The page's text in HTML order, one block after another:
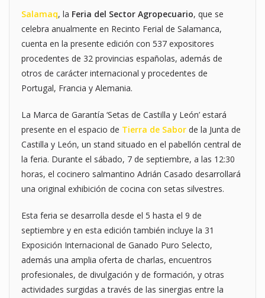
Salamaq, la Feria del Sector Agropecuario, que se
celebra anualmente en Recinto Ferial de Salamanca,
cuenta en la presente edición con 537 expositores
procedentes de 32 provincias españolas, además de
otros de carácter internacional y procedentes de
Portugal, Francia y Alemania.
La Marca de Garantía ‘Setas de Castilla y León’ estará
presente en el espacio de Tierra de Sabor de la Junta de
Castilla y León, un stand situado en el pabellón central de
la feria. Durante el sábado, 7 de septiembre, a las 12:30
horas, el cocinero salmantino Adrián Casado desarrollará
una original exhibición de cocina con setas silvestres.
Esta feria se desarrolla desde el 5 hasta el 9 de
septiembre y en esta edición también incluye la 31
Exposición Internacional de Ganado Puro Selecto,
además una amplia oferta de charlas, encuentros
profesionales, de divulgación y de formación, y otras
actividades surgidas a través de las sinergias entre la